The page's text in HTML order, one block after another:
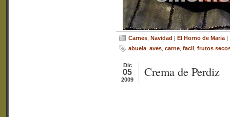
Carnes Navidad | El Horno de Maria |
abuela aves carne facil frutos
Dic
05
2009
Crema de Perdiz